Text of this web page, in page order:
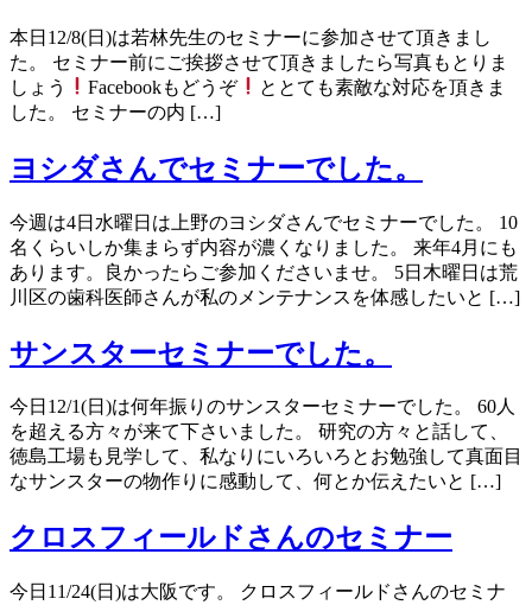
本日12/8(日)は若林先生のセミナーに参加させて頂きまし
た。 セミナー前にご挨拶させて頂きましたら写真もとりま
しょう
Facebookもどうぞ
ととても素敵な対応を頂きま
した。 セミナーの内 […]
ヨシダさんでセミナーでした。
今週は4日水曜日は上野のヨシダさんでセミナーでした。 10
名くらいしか集まらず内容が濃くなりました。 来年4月にも
あります。良かったらご参加くださいませ。 5日木曜日は荒
川区の歯科医師さんが私のメンテナンスを体感したいと […]
サンスターセミナーでした。
今日12/1(日)は何年振りのサンスターセミナーでした。 60人
を超える方々が来て下さいました。 研究の方々と話して、
徳島工場も見学して、私なりにいろいろとお勉強して真面目
なサンスターの物作りに感動して、何とか伝えたいと […]
クロスフィールドさんのセミナー
今日11/24(日)は大阪です。 クロスフィールドさんのセミナ